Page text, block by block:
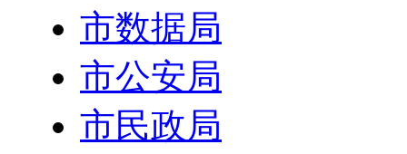
市数据局
市公安局
市民政局